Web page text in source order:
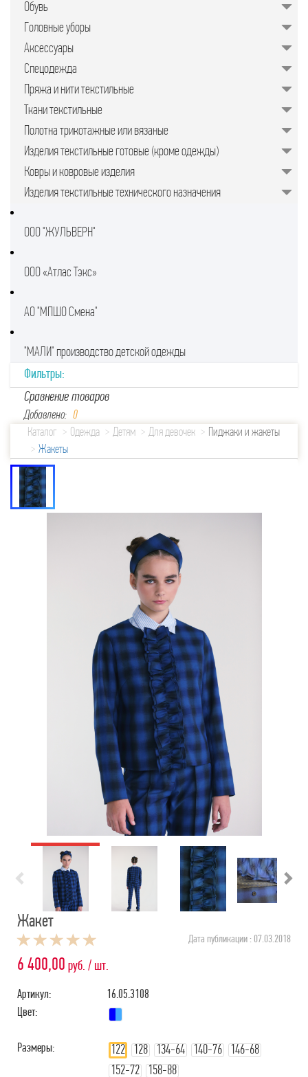
Обувь
Головные уборы
Аксессуары
Спецодежда
Пряжа и нити текстильные
Ткани текстильные
Полотна трикотажные или вязаные
Изделия текстильные готовые (кроме одежды)
Ковры и ковровые изделия
Изделия текстильные технического назначения
ООО "ЖУЛЬВЕРН"
ООО «Атлас Тэкс»
АО "МПШО Смена"
"МАЛИ" производство детской одежды
Фильтры:
Сравнение товаров
Добавлено: 0
Каталог
Одежда Детям Для девочек
Пиджаки и жакеты
Жакеты
Жакет
Дата публикации : 07.03.2018
6 400,00 руб. / шт.
Артикул:
16.05.3108
Цвет:
Размеры: 122 128 134-64 140-76
146-68
152-72
158-88